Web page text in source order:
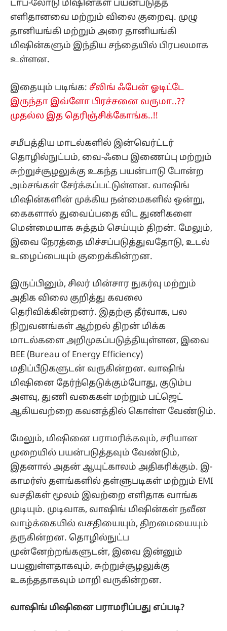
டாப்-லோடு மிஷின்கள் பயன்படுத்த
எளிதானவை மற்றும் விலை குறைவு. முழு
தானியங்கி மற்றும் அரை தானியங்கி
மிஷின்களும் இந்திய சந்தையில் பிரபலமாக
உள்ளன.
இதையும் படிங்க: சீலிங் ஃபேன் ஓடிட்டே
இருந்தா இவ்ளோ பிரச்சனை வருமா..??
முதல்ல இத தெரிஞ்சிக்கோங்க..!!
சமீபத்திய மாடல்களில் இன்வெர்ட்டர்
தொழில்நுட்பம், வை-ஃபை இணைப்பு மற்றும்
சுற்றுச்சூழலுக்கு உகந்த பயன்பாடு போன்ற
அம்சங்கள் சேர்க்கப்பட்டுள்ளன. வாஷிங்
மிஷின்களின் முக்கிய நன்மைகளில் ஒன்று,
கைகளால் துவைப்பதை விட துணிகளை
மென்மையாக சுத்தம் செய்யும் திறன். மேலும்,
இவை நேரத்தை மிச்சப்படுத்துவதோடு, உடல்
உழைப்பையும் குறைக்கின்றன.
இருப்பினும், சிலர் மின்சார நுகர்வு மற்றும்
அதிக விலை குறித்து கவலை
தெரிவிக்கின்றனர். இதற்கு தீர்வாக, பல
நிறுவனங்கள் ஆற்றல் திறன் மிக்க
மாடல்களை அறிமுகப்படுத்தியுள்ளன, இவை
BEE (Bureau of Energy Efficiency)
மதிப்பீடுகளுடன் வருகின்றன. வாஷிங்
மிஷினை தேர்ந்தெடுக்கும்போது, குடும்ப
அளவு, துணி வகைகள் மற்றும் பட்ஜெட்
ஆகியவற்றை கவனத்தில் கொள்ள வேண்டும்.
மேலும், மிஷினை பராமரிக்கவும், சரியான
முறையில் பயன்படுத்தவும் வேண்டும்,
இதனால் அதன் ஆயுட்காலம் அதிகரிக்கும். இ-
காமர்ஸ் தளங்களில் தள்ளுபடிகள் மற்றும் EMI
வசதிகள் மூலம் இவற்றை எளிதாக வாங்க
முடியும். முடிவாக, வாஷிங் மிஷின்கள் நவீன
வாழ்க்கையில் வசதியையும், திறமையையும்
தருகின்றன. தொழில்நுட்ப
முன்னேற்றங்களுடன், இவை இன்னும்
பயனுள்ளதாகவும், சுற்றுச்சூழலுக்கு
உகந்ததாகவும் மாறி வருகின்றன.
வாஷிங் மிஷினை பராமரிப்பது எப்படி?